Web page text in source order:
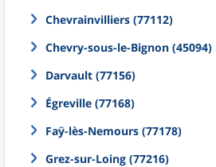
Chevrainvilliers (77112)
Chevry-sous-le-Bignon (45094)
Darvault (77156)
Égreville (77168)
Faÿ-lès-Nemours (77178)
Grez-sur-Loing (77216)